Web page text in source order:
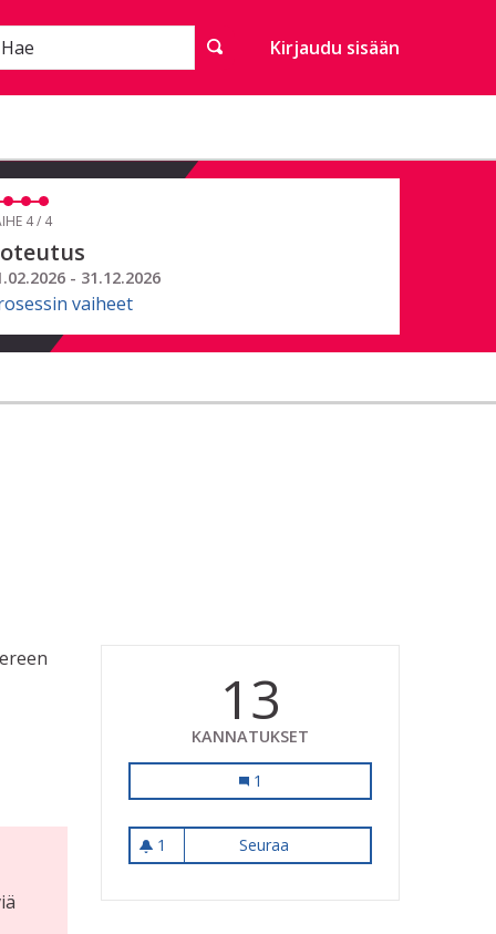
Hae Kirjaudu sisään
4 / 4
- 31.12.2026
vaiheet
13
KANNATUKSET
Riihimäen Ruusupuisto RR
1
1
1 seuraaja
Seuraa